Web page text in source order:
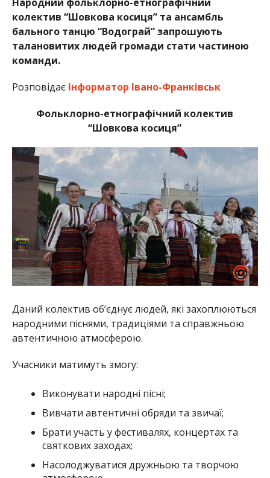
колектив “Шовкова косиця” та ансамбль
бального танцю “Водограй” запрошують
талановитих людей громади стати частиною
команди.
Розповідає Інформатор Івано-Франківськ
Фольклорно-етнографічний колектив
“Шовкова косиця”
Даний колектив об’єднує людей, які захоплюються
народними піснями, традиціями та справжньою
автентичною атмосферою.
Учасники матимуть змогу:
Виконувати народні пісні;
Вивчати автентичні обряди та звичаї;
Брати участь у фестивалях, концертах та
святкових заходах;
Насолоджуватися дружньою та творчою